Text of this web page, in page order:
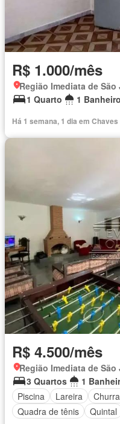
R$ 1.000/mês
1 Quarto
1 Banheiro
Há 1 semana, 1 dia em
R$ 4.500/mês
3 Quartos
1
Piscina
Lareira
Quadra de tênis
Quintal